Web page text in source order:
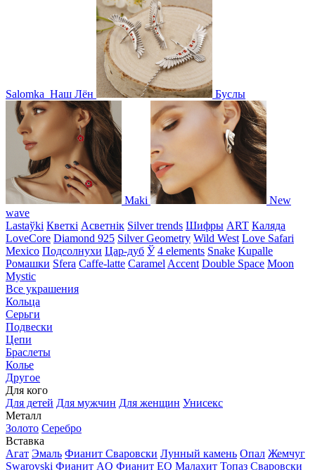
Salomka Наш Лён Буслы
Maki
New
wave
Lastaўki Кветкі Асветнiк Silver trends Шифры ART Каляда
LoveCore Diamond 925 Silver Geometry Wild West Love Safari
Mexico Подсолнухи Цар-дуб Ў 4 elements Snake Kupalle
Ромашки Sfera Caffe-latte Caramel Accent Double Space Moon
Mystic
Все украшения
Кольца
Серьги
Подвески
Цепи
Браслеты
Колье
Другое
Для кого
Для детей Для мужчин Для женщин Унисекс
Металл
Золото Серебро
Вставка
Агат Эмаль Фианит Сваровски Лунный камень Опал Жемчуг
Swarovski Фианит AQ Фианит EQ Малахит Топаз Сваровски